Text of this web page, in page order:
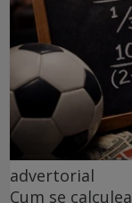
advertorial
Cum se